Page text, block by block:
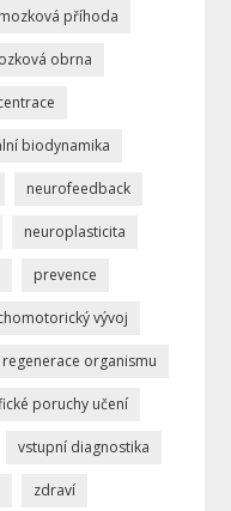
příhoda
obrna
biodynamika
neurofeedback
neuroplasticita
prevence
vývoj
regenerace organismu
poruchy učení
vstupní diagnostika
zdraví